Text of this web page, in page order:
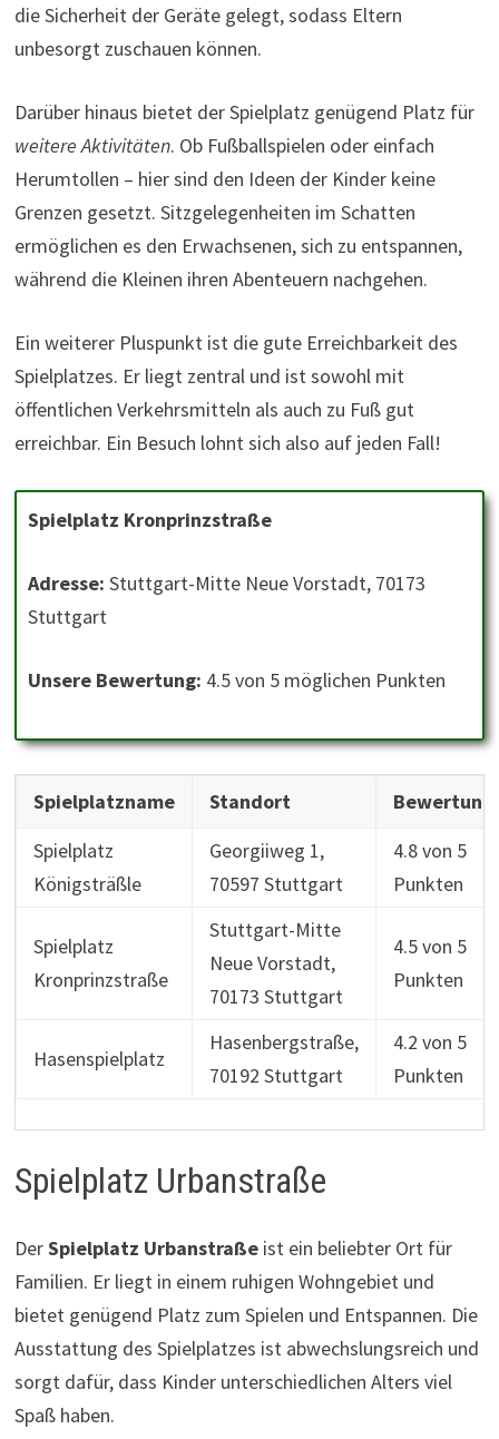
die Sicherheit der Geräte gelegt, sodass Eltern
unbesorgt zuschauen können.
Darüber hinaus bietet der Spielplatz genügend Platz für
weitere Aktivitäten. Ob Fußballspielen oder einfach
Herumtollen – hier sind den Ideen der Kinder keine
Grenzen gesetzt. Sitzgelegenheiten im Schatten
ermöglichen es den Erwachsenen, sich zu entspannen,
während die Kleinen ihren Abenteuern nachgehen.
Ein weiterer Pluspunkt ist die gute Erreichbarkeit des
Spielplatzes. Er liegt zentral und ist sowohl mit
öffentlichen Verkehrsmitteln als auch zu Fuß gut
erreichbar. Ein Besuch lohnt sich also auf jeden Fall!
Spielplatz Kronprinzstraße
Adresse: Stuttgart-Mitte Neue Vorstadt, 70173
Stuttgart
Unsere Bewertung: 4.5 von 5 möglichen Punkten
Spielplatzname Standort
Bewertung
Spielplatz
Königsträßle
Georgiiweg 1,
70597 Stuttgart
4.8 von 5
Punkten
Spielplatz
Kronprinzstraße
Stuttgart-Mitte
Neue Vorstadt,
70173 Stuttgart
4.5 von 5
Punkten
Hasenspielplatz
Hasenbergstraße,
70192 Stuttgart
4.2 von 5
Punkten
Spielplatz Urbanstraße
DerSpielplatz Urbanstraßeist ein beliebter Ort für
Familien. Er liegt in einem ruhigen Wohngebiet und
bietet genügend Platz zum Spielen und Entspannen. Die
Ausstattung des Spielplatzes ist abwechslungsreich und
sorgt dafür, dass Kinder unterschiedlichen Alters viel
Spaß haben.